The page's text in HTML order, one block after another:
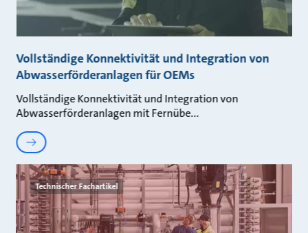
Vollständige Konnektivität und Integration von
Abwasserförderanlagen für OEMs
Vollständige Konnektivität und Integration von
Abwasserförderanlagen mit Fernübe
Technischer Fachartikel